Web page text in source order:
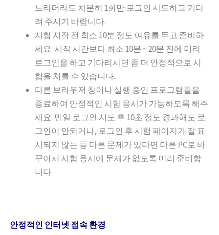
느리더라도 차분히 1회만 로그인 시도하고 기다
려 주시기 바랍니다.
시험 시작 전 최소 10분 정도 여유를 두고 준비하
세요. 시작 시간보다 최소 10분 ~ 20분 전에 미리
로그인을 하고 기다리시면 좀 더 안정적으로 시
험을 치를 수 있습니다.
다른 브라우저 창이나 실행 중인 프로그램들을
종료하여 안정적인 시험 응시가 가능하도록 해주
세요. 만일 로그인 시도 후 10초 정도 경과해도 로
그인이 안되거나, 로그인 후 시험 페이지가 잘 표
시되지 않는 등 다른 문제가 있다면 다른 PC로 바
꾸어서 시험 응시에 문제가 없도록 미리 준비합
니다.
안정적인 인터넷 접속 환경